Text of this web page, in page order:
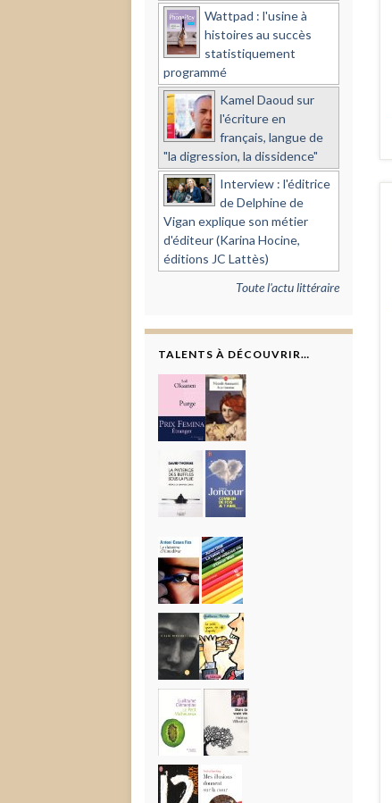
Wattpad : l'usine à
histoires au succès
statistiquement
programmé
Kamel Daoud sur
l'écriture en
français, langue de
"la digression, la dissidence"
Interview : l'éditrice
de Delphine de
Vigan explique son métier
d'éditeur (Karina Hocine,
éditions JC Lattès)
Toute l'actu littéraire
TALENTS À DÉCOUVRIR…